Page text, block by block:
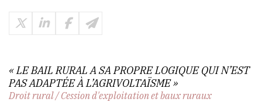
« LE BAIL RURAL A SA PROPRE LOGIQUE QUI N’EST
PAS ADAPTÉE À L’AGRIVOLTAÏSME »
Droit rural/Cession d'exploitation et baux ruraux